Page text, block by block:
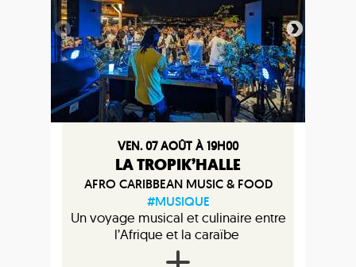
VEN. 07 AOÛT À 19H00
LA TROPIK’HALLE
AFRO CARIBBEAN MUSIC & FOOD
#MUSIQUE
Un voyage musical et culinaire entre
l’Afrique et la caraïbe